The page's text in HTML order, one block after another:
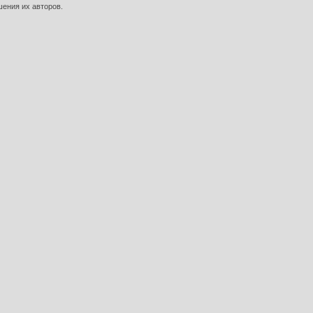
их авторов.